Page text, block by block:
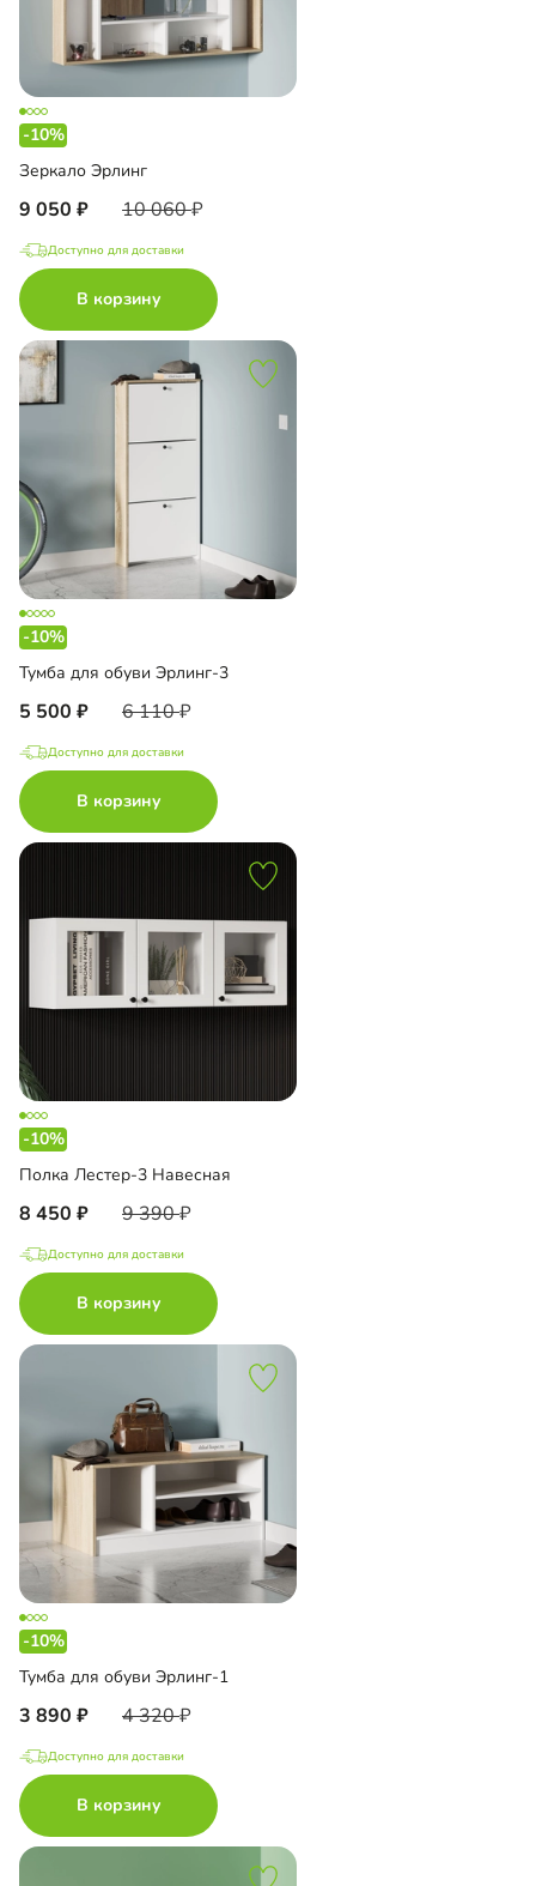
-10%
Зеркало Эрлинг
9 050 10 060
Доступно для доставки
В корзину
-10%
Тумба для обуви Эрлинг-3
5 500 6 110
Доступно для доставки
В корзину
-10%
Полка Лестер-3 Навесная
8 450 9 390
Доступно для доставки
В корзину
-10%
Тумба для обуви Эрлинг-1
3 890 4 320
Доступно для доставки
В корзину